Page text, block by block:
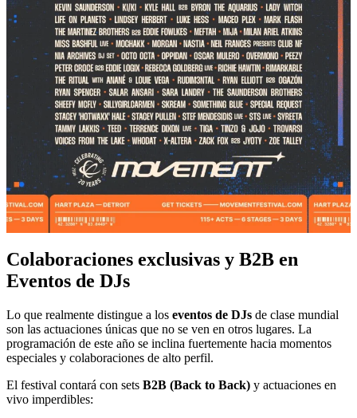
Colaboraciones exclusivas y B2B en
Eventos de DJs
Lo que realmente distingue a los eventos de DJs de clase mundial
son las actuaciones únicas que no se ven en otros lugares. La
programación de este año se inclina fuertemente hacia momentos
especiales y colaboraciones de alto perfil.
El festival contará con sets B2B (Back to Back) y actuaciones en
vivo imperdibles: